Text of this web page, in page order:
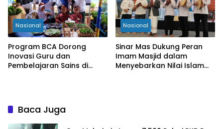
Nasional
Program BCA Dorong
Inovasi Guru dan
Pembelajaran Sains di
Nasional
Sinar Mas Dukung Peran
Imam Masjid dalam
Menyebarkan Nilai Islam
Baca Juga